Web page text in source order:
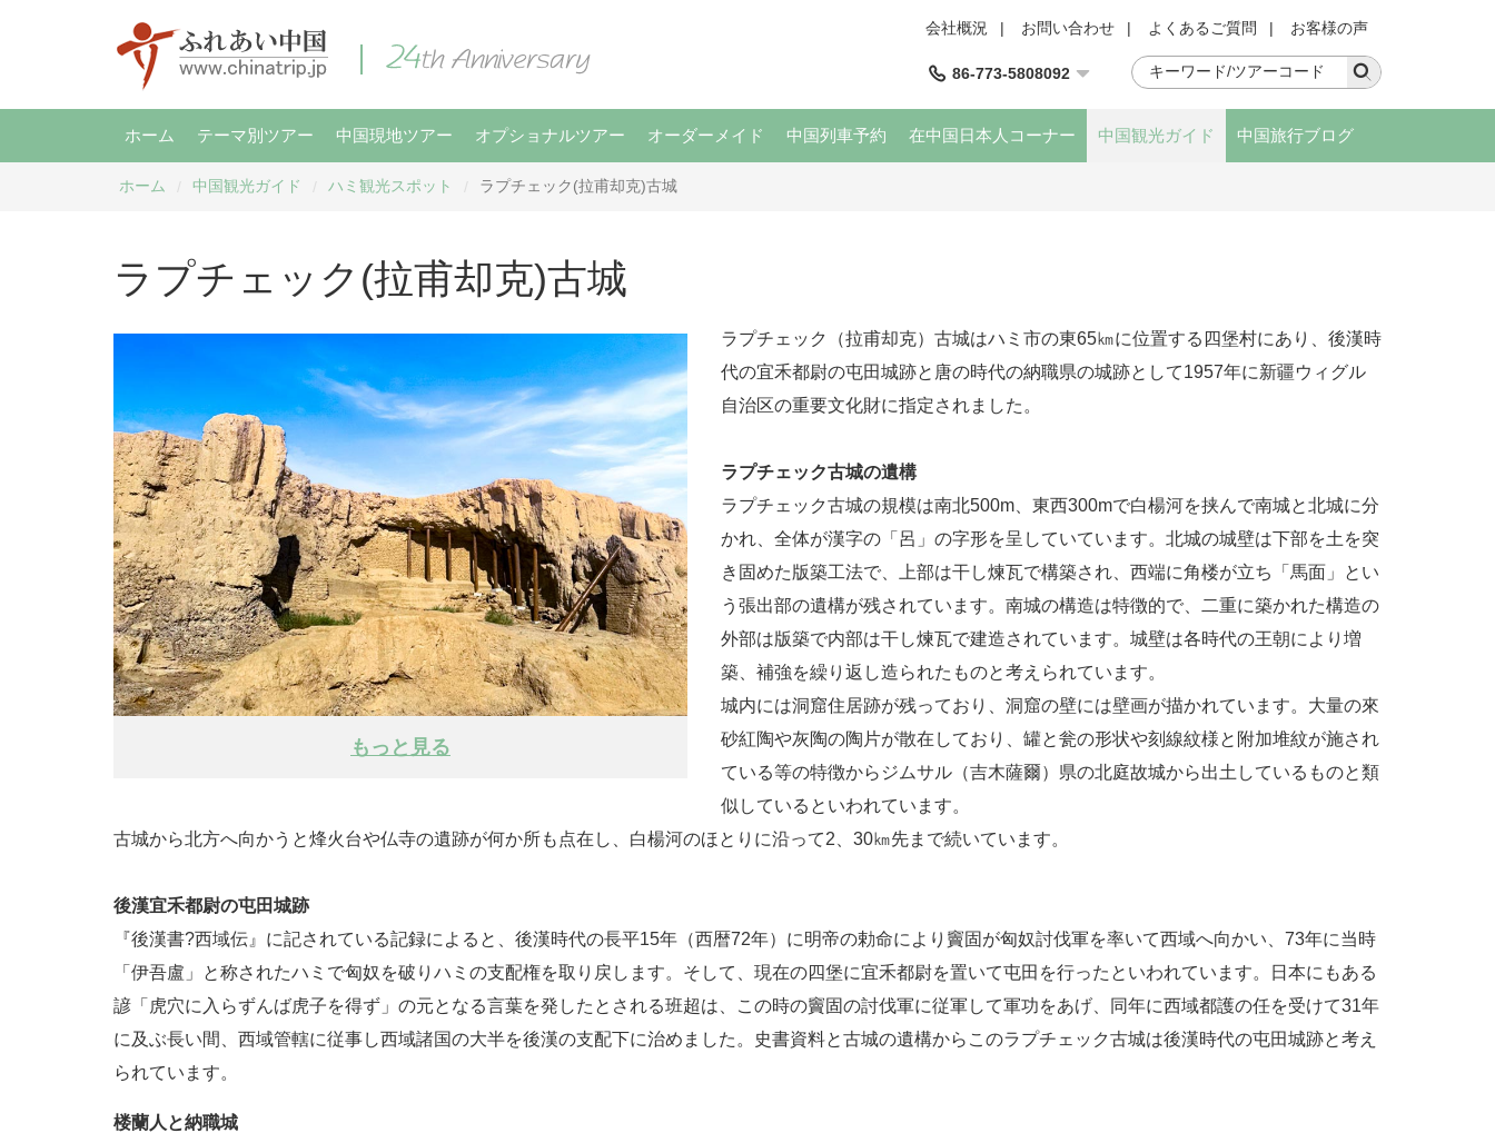
会社概況 | お問い合わせ | よくあるご質問 | お客様の声
86-773-5808092
ホーム テーマ別ツアー 中国現地ツアー オプショナルツアー オーダーメイド 中国列車予約 在中国日本人コーナー 中国観光ガイド 中国旅行ブログ
ホーム 中国観光ガイド ハミ観光スポット ラプチェック(拉甫却克)古城
ラプチェック(拉甫却克)古城
もっと見る
ラプチェック（拉甫却克）古城はハミ市の東65㎞に位置する四堡村にあり、後漢時
代の宜禾都尉の屯田城跡と唐の時代の納職県の城跡として1957年に新疆ウィグル
自治区の重要文化財に指定されました。
ラプチェック古城の遺構
ラプチェック古城の規模は南北500m、東西300mで白楊河を挟んで南城と北城に分
かれ、全体が漢字の「呂」の字形を呈していています。北城の城壁は下部を土を突
き固めた版築工法で、上部は干し煉瓦で構築され、西端に角楼が立ち「馬面」とい
う張出部の遺構が残されています。南城の構造は特徴的で、二重に築かれた構造の
外部は版築で内部は干し煉瓦で建造されています。城壁は各時代の王朝により増
築、補強を繰り返し造られたものと考えられています。
城内には洞窟住居跡が残っており、洞窟の壁には壁画が描かれています。大量の來
砂紅陶や灰陶の陶片が散在しており、罐と瓮の形状や刻線紋様と附加堆紋が施され
ている等の特徴からジムサル（吉木薩爾）県の北庭故城から出土しているものと類
似しているといわれています。
古城から北方へ向かうと烽火台や仏寺の遺跡が何か所も点在し、白楊河のほとりに沿って2、30㎞先まで続いています。
後漢宜禾都尉の屯田城跡
『後漢書?西域伝』に記されている記録によると、後漢時代の長平15年（西暦72年）に明帝の勅命により竇固が匈奴討伐軍を率いて西域へ向かい、73年に当時
「伊吾盧」と称されたハミで匈奴を破りハミの支配権を取り戻します。そして、現在の四堡に宜禾都尉を置いて屯田を行ったといわれています。日本にもある
諺「虎穴に入らずんば虎子を得ず」の元となる言葉を発したとされる班超は、この時の竇固の討伐軍に従軍して軍功をあげ、同年に西域都護の任を受けて31年
に及ぶ長い間、西域管轄に従事し西域諸国の大半を後漢の支配下に治めました。史書資料と古城の遺構からこのラプチェック古城は後漢時代の屯田城跡と考え
られています。
楼蘭人と納職城